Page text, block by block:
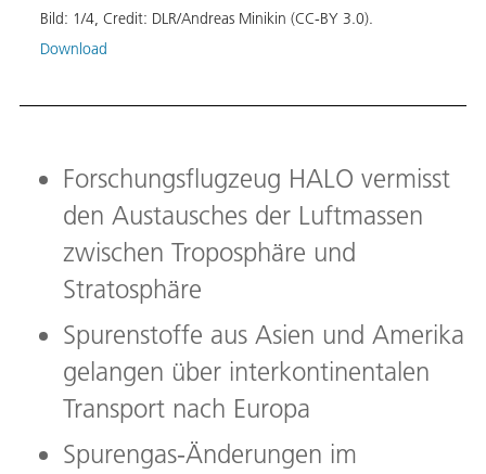
Bild: 1/4, Credit: DLR/Andreas Minikin (CC-BY 3.0).
Download
Forschungsflugzeug HALO vermisst
den Austausches der Luftmassen
zwischen Troposphäre und
Stratosphäre
Spurenstoffe aus Asien und Amerika
gelangen über interkontinentalen
Transport nach Europa
Spurengas-Änderungen im